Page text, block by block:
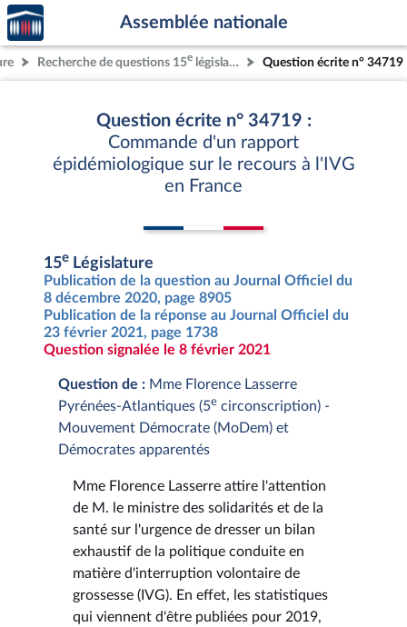
Aller au contenu
Aller en bas de la page
Accèder
à la
page
d'accueil
Assemblée nationale
Recherche de questions 15e législature Question écrite n° 34719
Question écrite n° 34719 :
Commande d'un rapport
épidémiologique sur le recours à l'IVG
en France
15e Législature
Publication de la question au Journal Officiel du
8 décembre 2020, page 8905
Publication de la réponse au Journal Officiel du
23 février 2021, page 1738
Question signalée le 8 février 2021
Question de : Mme Florence Lasserre
Pyrénées-Atlantiques (5e circonscription) -
Mouvement Démocrate (MoDem) et
Démocrates apparentés
Mme Florence Lasserre attire l'attention
de M. le ministre des solidarités et de la
santé sur l'urgence de dresser un bilan
exhaustif de la politique conduite en
matière d'interruption volontaire de
grossesse (IVG). En effet, les statistiques
qui viennent d'être publiées pour 2019,